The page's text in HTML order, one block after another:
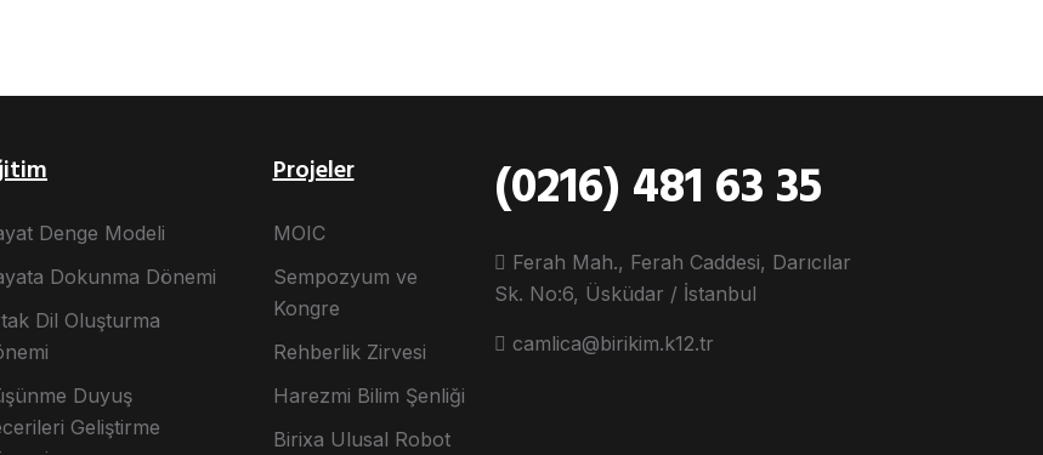
Denge Modeli
Dokunma Dönemi
Dil Oluşturma
Duyuş
Geliştirme
Projeler
MOIC
Sempozyum ve
Kongre
Rehberlik Zirvesi
Harezmi Bilim Şenliği
Birixa Ulusal Robot
(0216) 481 63 35
Ferah Mah., Ferah Caddesi, Darıcılar
Sk. No:6, Üsküdar / İstanbul
camlica@birikim.k12.tr